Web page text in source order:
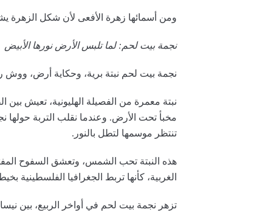
ومن أسمائها زهرة الأفعى لأن شكل الزهرة
نجمة بيت لحم: لما تلبس الأرض نورها الأبيض
نجمة بيت لحم نبتة برية، وحكاية أرض،
نبتة معمرة من الفصيلة الهليونية، تعيش بين
مخبأ تحت الأرض. وعندما نقلب التربة حولها
تنتظر موسمها لتطل بالنور.
هذه النبتة تحب الشمس، وتعشق السفوح
الغربية، كأنها تربط الجغرافيا الفلسطينية
تزهر نجمة بيت لحم في أواخر الربيع، بين